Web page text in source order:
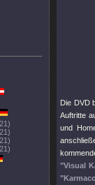
Die DVD
Auftritte
und
"Visual